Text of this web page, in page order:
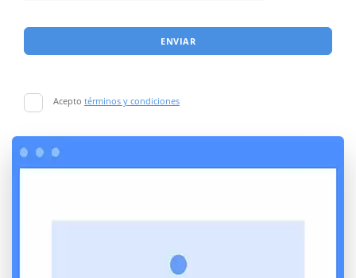
ENVIAR
Acepto términos y condiciones